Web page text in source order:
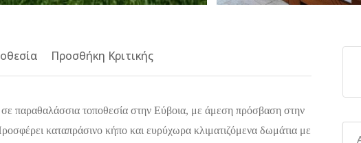
Προσθήκη Κριτικής
παραθαλάσσια τοποθεσία στην Εύβοια, με άμεση πρόσβαση στην
καταπράσινο κήπο και ευρύχωρα κλιματιζόμενα δωμάτια με